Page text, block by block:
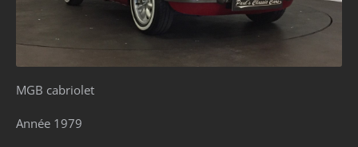
MGB cabriolet
Année 1979